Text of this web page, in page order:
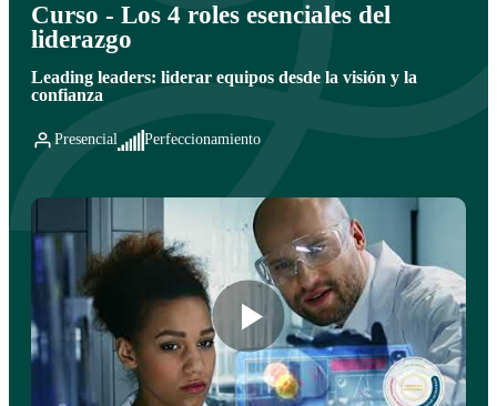
Curso - Los 4 roles esenciales del
liderazgo
Leading leaders: liderar equipos desde la visión y la
confianza
Presencial Perfeccionamiento